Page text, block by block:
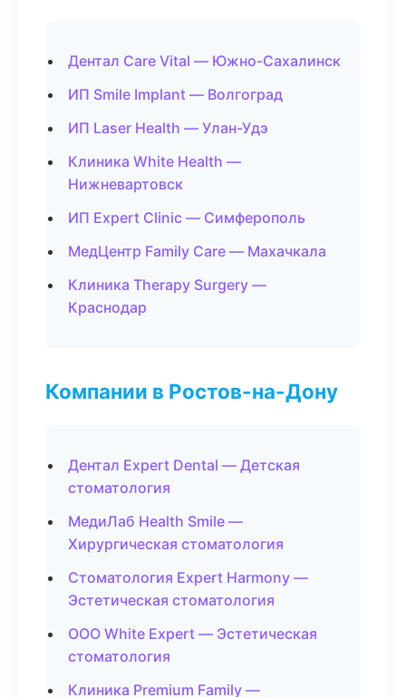
Дентал Care Vital — Южно-Сахалинск
ИП Smile Implant — Волгоград
ИП Laser Health — Улан-Удэ
Клиника White Health —
Нижневартовск
ИП Expert Clinic — Симферополь
МедЦентр Family Care — Махачкала
Клиника Therapy Surgery —
Краснодар
Компании в Ростов-на-Дону
Дентал Expert Dental — Детская
стоматология
МедиЛаб Health Smile —
Хирургическая стоматология
Стоматология Expert Harmony —
Эстетическая стоматология
ООО White Expert — Эстетическая
стоматология
Клиника Premium Family —